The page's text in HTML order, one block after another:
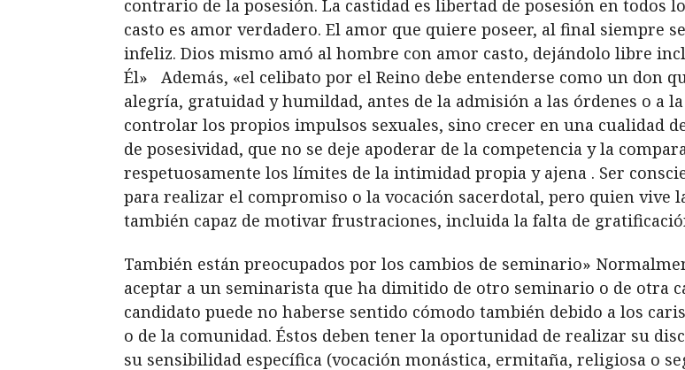
contrario de la posesión. La castidad es libertad de posesión en todos
casto es amor verdadero. El amor que quiere poseer, al final siempre
infeliz. Dios mismo amó al hombre con amor casto, dejándolo libre
Él»
Además, «el celibato por el Reino debe entenderse como un don
alegría, gratuidad y humildad, antes de la admisión a las órdenes o a
controlar los propios impulsos sexuales, sino crecer en una cualidad
de posesividad, que no se deje apoderar de la competencia y la
respetuosamente los límites de la intimidad propia y ajena . Ser
para realizar el compromiso o la vocación sacerdotal, pero quien vive
también capaz de motivar frustraciones, incluida la falta de
También están preocupados por los cambios de seminario»
aceptar a un seminarista que ha dimitido de otro seminario o de otra
candidato puede no haberse sentido cómodo también debido a los
o de la comunidad. Éstos deben tener la oportunidad de realizar su
su sensibilidad específica (vocación monástica, ermitaña, religiosa o